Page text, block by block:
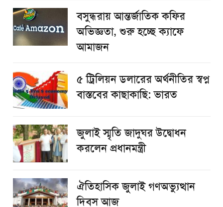
বসুন্ধরায় আন্তর্জাতিক কফির
অভিজ্ঞতা, শুরু হচ্ছে ক্যাফে
আমাজন
৫ ট্রিলিয়ন ডলারের অর্থনীতির স্বপ্ন
বাস্তবের কাছাকাছি: ভারত
জুলাই স্মৃতি জাদুঘর উদ্বোধন
করলেন প্রধানমন্ত্রী
ঐতিহাসিক জুলাই গণঅভ্যুত্থান
দিবস আজ